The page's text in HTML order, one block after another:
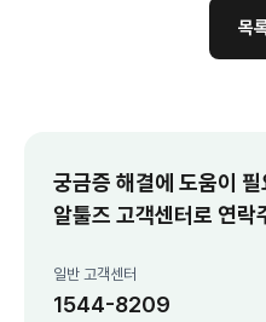
목
궁금증 해결에 도움이 필
알툴즈 고객센터로 연락
일반 고객센터
1544-8209